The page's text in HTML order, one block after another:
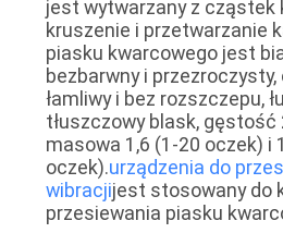
NAMI
POPROSIĆ
O
WYCENĘ
jest wytwarzany z cząstek
kruszenie i przetwarzanie
piasku kwarcowego jest
bezbarwny i
łamliwy i bez rozszczepu,
tłuszczowy blask, gęstość
masowa 1,6 (1-20 oczek) i
oczek).urządzenia do
wibracjijest stosowany do
przesiewania piasku